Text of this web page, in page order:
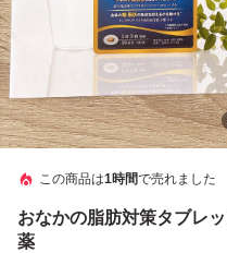
この商品は1時間で売れました
おなかの脂肪対策タブレ
薬